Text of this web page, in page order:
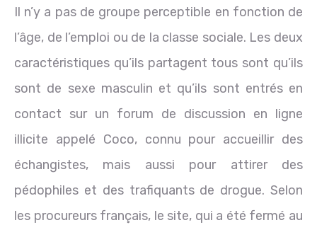
Il n’y a pas de groupe perceptible en fonction de
l’âge, de l’emploi ou de la classe sociale. Les deux
caractéristiques qu’ils partagent tous sont qu’ils
sont de sexe masculin et qu’ils sont entrés en
contact sur un forum de discussion en ligne
illicite appelé Coco, connu pour accueillir des
échangistes, mais aussi pour attirer des
pédophiles et des trafiquants de drogue. Selon
les procureurs français, le site, qui a été fermé au